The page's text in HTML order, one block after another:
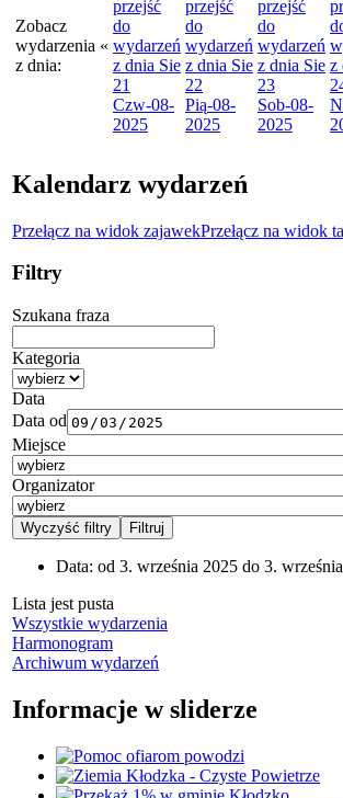
Zobacz
wydarzenia
z dnia:
«
przejść
do
wydarzeń
z dnia Sie
21
Czw-08-
2025
przejść
do
wydarzeń
z dnia Sie
22
Pią-08-
2025
przejść
do
wydarzeń
z dnia Sie
23
Sob-08-
2025
z
Kalendarz wydarzeń
Przełącz na widok zajawekPrzełącz na widok
Filtry
Szukana fraza
Kategoria
Data
Data od
Miejsce
Organizator
Data: od 3. września 2025 do 3.
Lista jest pusta
Wszystkie wydarzenia
Harmonogram
Archiwum wydarzeń
Informacje w sliderze